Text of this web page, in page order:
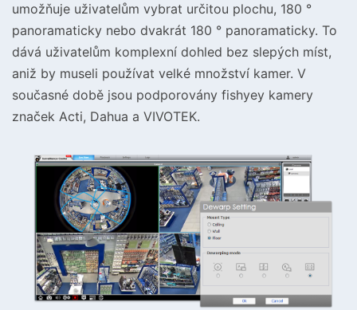
umožňuje uživatelům vybrat určitou plochu, 180 °
panoramaticky nebo dvakrát 180 ° panoramaticky. To
dává uživatelům komplexní dohled bez slepých míst,
aniž by museli používat velké množství kamer. V
současné době jsou podporovány fishyey kamery
značek Acti, Dahua a VIVOTEK.